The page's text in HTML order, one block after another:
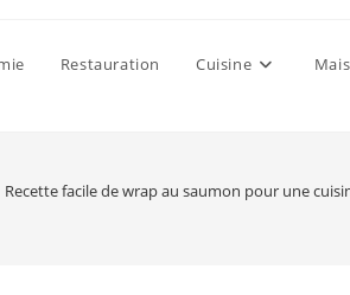
Restauration Cuisine
Recette facile de wrap au saumon pour une